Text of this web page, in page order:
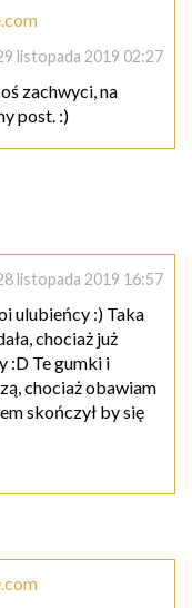
listopada 2019 02:27
zachwyci, na
post. :)
listopada 2019 16:57
ulubieńcy :) Taka
chociaż już
:D Te gumki i
chociaż obawiam
skończył by się